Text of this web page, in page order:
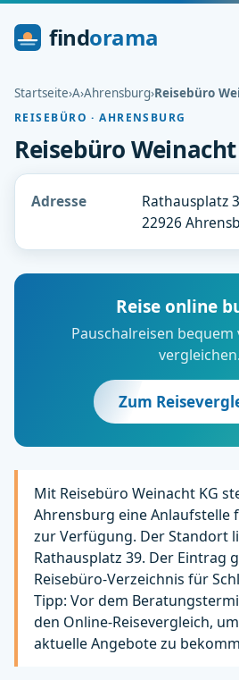
findorama
Startseite›A›Ahrensburg›Reisebüro
REISEBÜRO · AHRENSBURG
Reisebüro Weinacht
Adresse
Rathausplatz
22926
Reise online
Pauschalreisen bequem
vergleichen.
Zum
Mit Reisebüro Weinacht KG
Ahrensburg eine Anlaufstelle
zur Verfügung. Der Standort
Rathausplatz 39. Der Eintrag
Reisebüro-Verzeichnis für
Tipp: Vor dem
den Online-Reisevergleich,
aktuelle Angebote zu